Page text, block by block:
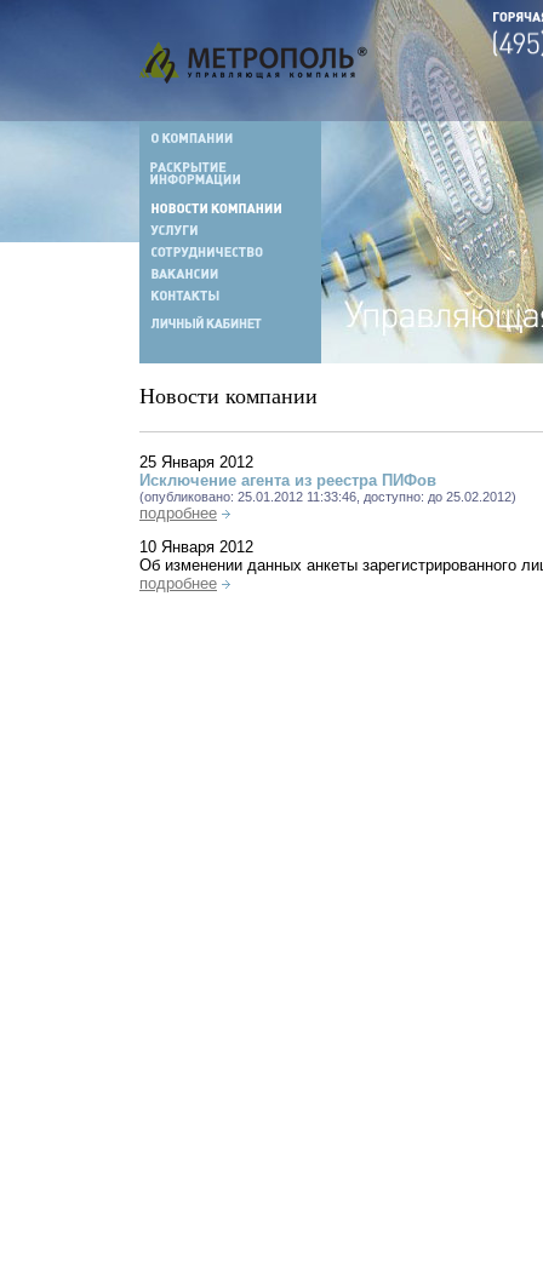
Новости компании
25 Января 2012
Исключение агента из реестра ПИФов
(опубликовано: 25.01.2012 11:33:46, доступно: до 25.02.2012)
подробнее
10 Января 2012
Об изменении данных анкеты зарегистрированного
подробнее